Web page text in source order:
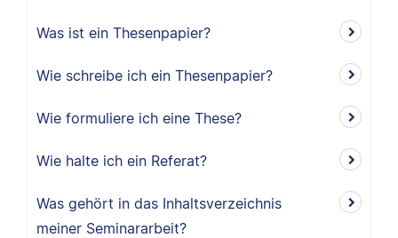
Was ist ein Thesenpapier?
Wie schreibe ich ein Thesenpapier?
Wie formuliere ich eine These?
Wie halte ich ein Referat?
Was gehört in das Inhaltsverzeichnis
meiner Seminararbeit?